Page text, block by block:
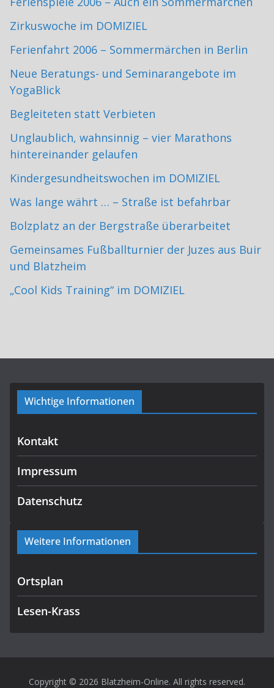
Zirkuswoche im DOMIZIEL
Ferienfahrt 2006 – Sommermärchen in Berlin
Neue Beratungs- und Seminarangebote im
YogaBlick
Begleiteten statt Verbieten
Unglaublich, wahnsinnig – vier Marathons
hintereinander gelaufen
Kindergesundheitswochen im DOMIZIEL
Was lange währt … – Straße ist befahrbar
Bolzplatz an der Bergstraße überarbeitet
Gemeinsames Fußballturnier der Juzes aus Buir
und Blatzheim
„Cool Kids Training“ im DOMIZIEL
Wichtige Informationen
Kontakt
Impressum
Datenschutz
Weitere Informationen
Ortsplan
Lesen-Krass
Copyright © 2026 Blatzheim-Online. All rights reserved.